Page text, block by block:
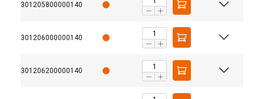
301205800000140
301206000000140
301206200000140